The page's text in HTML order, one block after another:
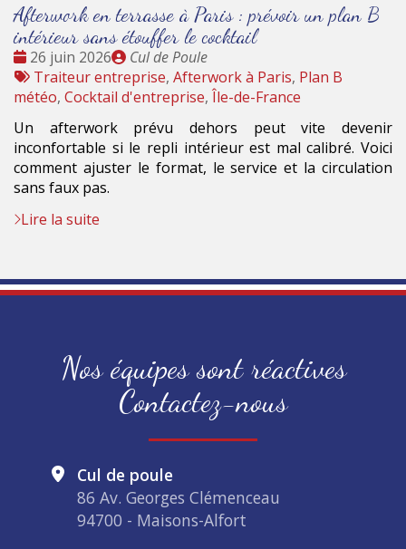
Afterwork en terrasse à Paris : prévoir un plan B
intérieur sans étouffer le cocktail
Date
:
26 juin 2026
Publié
par
Cul de Poule
Tags
:
Traiteur entreprise, Afterwork à Paris, Plan B
météo, Cocktail d'entreprise, Île-de-France
Un afterwork prévu dehors peut vite devenir
inconfortable si le repli intérieur est mal calibré. Voici
comment ajuster le format, le service et la circulation
sans faux pas.
Lire la suite
Nos équipes sont réactives
Contactez-nous
Cul de poule
86 Av. Georges Clémenceau
94700 - Maisons-Alfort